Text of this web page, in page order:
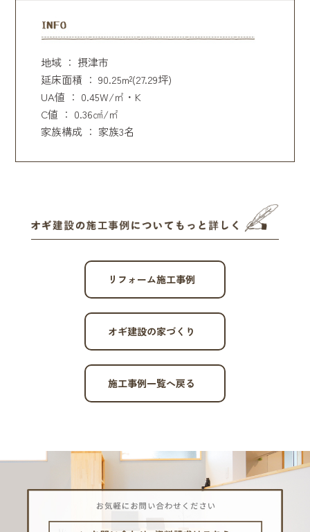
地域 ： 摂津市
延床面積 ： 90.25m²(27.29坪)
UA値 ： 0.45W/㎡・K
C値 ： 0.36㎠/㎡
家族構成 ： 家族3名
リフォーム施工事例
オギ建設の家づくり
施工事例一覧へ戻る